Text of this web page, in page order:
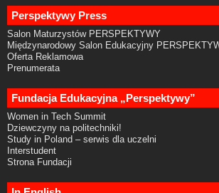
Perspektywy Press
Salon Maturzystów PERSPEKTYWY
Międzynarodowy Salon Edukacyjny
Oferta Reklamowa
Prenumerata
Fundacja Edukacyjna „Perspektywy”
Women in Tech Summit
Dziewczyny na politechniki!
Study in Poland – serwis dla uczelni
Interstudent
Strona Fundacji